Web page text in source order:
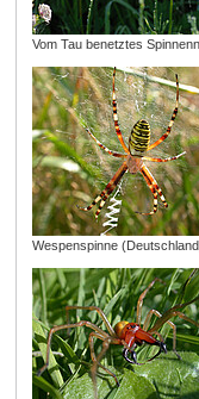
Vom Tau benetztes
Wespenspinne